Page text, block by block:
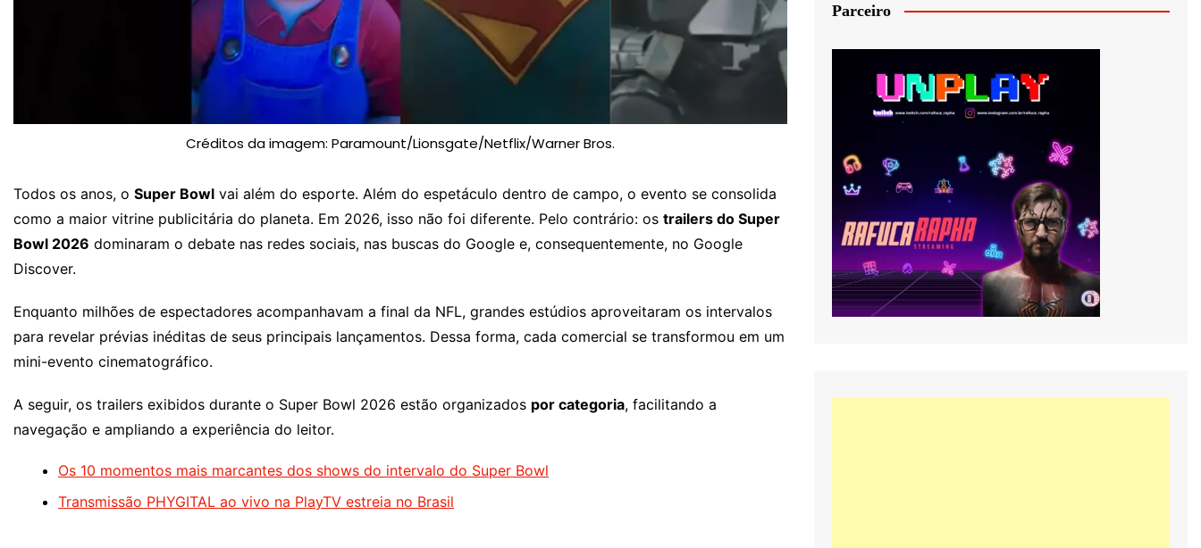
Créditos da imagem: Paramount/Lionsgate/Netflix/Warner Bros.
Todos os anos, o Super Bowl vai além do esporte. Além do espetáculo dentro de campo, o evento se consolida
como a maior vitrine publicitária do planeta. Em 2026, isso não foi diferente. Pelo contrário: os trailers do Super
Bowl 2026 dominaram o debate nas redes sociais, nas buscas do Google e, consequentemente, no Google
Discover.
Enquanto milhões de espectadores acompanhavam a final da NFL, grandes estúdios aproveitaram os intervalos
para revelar prévias inéditas de seus principais lançamentos. Dessa forma, cada comercial se transformou em um
mini-evento cinematográfico.
A seguir, os trailers exibidos durante o Super Bowl 2026 estão organizados por categoria, facilitando a
navegação e ampliando a experiência do leitor.
Os 10 momentos mais marcantes dos shows do intervalo do Super Bowl
Transmissão PHYGITAL ao vivo na PlayTV estreia no Brasil
Parceiro